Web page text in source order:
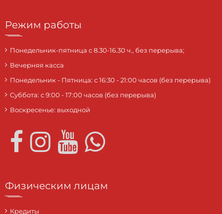
Режим работы
Понедельник-пятница с 8.30-16.30 ч., без перерыва;
Вечерняя касса
Понедельник - Пятница: с 16:30 - 21:00 часов (без перерыва)
Суббота: c 9:00 - 17:00 часов (без перерыва)
Воскресенье: выходной
Физическим лицам
Кредиты